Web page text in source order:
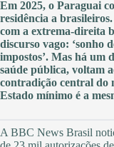
Em 2025, o Paraguai
residência a
com a extrema-direita
discurso vago: ‘sonho
impostos’. Mas há um
saúde pública, voltam
contradição central do
Estado mínimo é a
A BBC News Brasil